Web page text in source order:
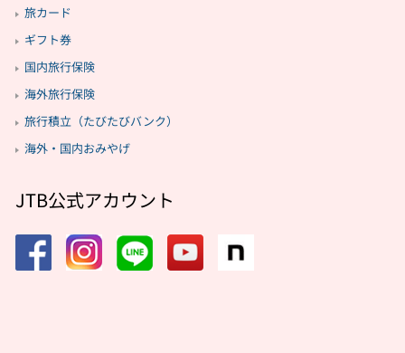
旅カード
ギフト券
国内旅行保険
海外旅行保険
旅行積立（たびたびバンク）
海外・国内おみやげ
JTB公式アカウント